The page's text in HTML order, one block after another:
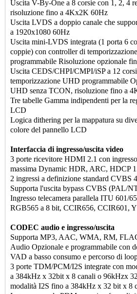
Uscita V-By-One a 8 corsie con 1, 2, 4
risoluzione fino a 4Kx2K 60Hz
Uscita LVDS a doppio canale che
a 1920x1080 60Hz
Uscita mini-LVDS integrata (1 porta 6
coppie) con controller di
programmabile Risoluzione opzionale
Uscita CEDS/CHPI/CMPI/iSP a 12
temporizzazione UHD programmabile
UHD senza TCON, risoluzione fino a
Tre tabelle Gamma indipendenti per la
LCD
Logica dithering per la mappatura su
colore del pannello LCD
Interfaccia di ingresso/uscita video
3 porte ricevitore HDMI 2.1 con
massima Dynamic HDR, ARC, HDCP
2 ingressi a definizione standard CVBS
Supporta l'uscita bypass CVBS (PAL/
Ingresso telecamera parallela ITU 601/
RGB565 a 8 bit, CCIR656, CCIR601,
CODEC audio e ingresso/uscita
Supporta MP3, AAC, WMA, RM,
Audio Opzionale e programmabile con
VAD a basso consumo e percorso di
3 porte TDM/PCM/I2S integrate con
a 384kHz x 32bit x 8 canali o 96kHzx
modalità I2S fino a 384kHz x 32 bit x 8